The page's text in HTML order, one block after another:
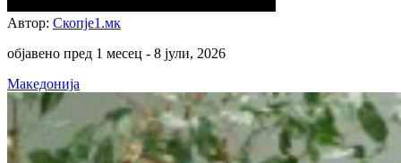
Автор: Скопје1.мк
објавено пред 1 месец - 8 јули, 2026
Македонија